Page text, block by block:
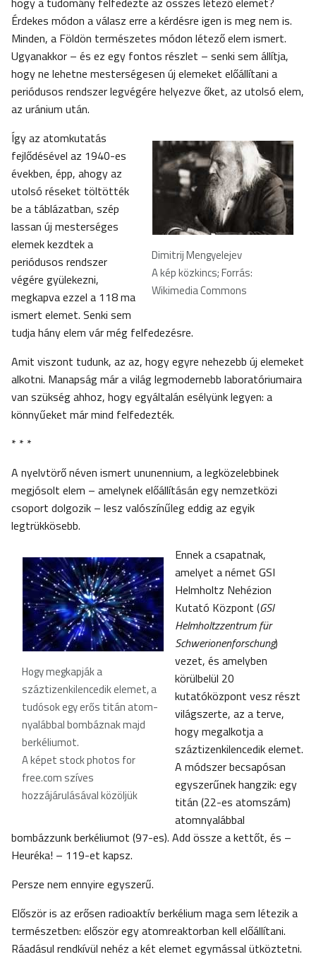
Érdekes módon a válasz erre a kérdésre igen is meg nem is.
Minden, a Földön természetes módon létező elem ismert.
Ugyanakkor – és ez egy fontos részlet – senki sem állítja,
hogy ne lehetne mesterségesen új elemeket előállítani a
periódusos rendszer legvégére helyezve őket, az utolsó elem,
az uránium után.
Dimitrij Mengyelejev
A kép közkincs; Forrás:
Wikimedia Commons
Így az atomkutatás
fejlődésével az 1940-es
években, épp, ahogy az
utolsó réseket töltötték
be a táblázatban, szép
lassan új mesterséges
elemek kezdtek a
periódusos rendszer
végére gyülekezni,
megkapva ezzel a 118 ma
ismert elemet. Senki sem
tudja hány elem vár még felfedezésre.
Amit viszont tudunk, az az, hogy egyre nehezebb új elemeket
alkotni. Manapság már a világ legmodernebb laboratóriumaira
van szükség ahhoz, hogy egyáltalán esélyünk legyen: a
könnyűeket már mind felfedezték.
* * *
A nyelvtörő néven ismert ununennium, a legközelebbinek
megjósolt elem – amelynek előállításán egy nemzetközi
csoport dolgozik – lesz valószínűleg eddig az egyik
legtrükkösebb.
Hogy megkapják a
száztizenkilencedik elemet, a
tudósok egy erős titán atom-
nyalábbal bombáznak majd
berkéliumot.
A képet stock photos for
free.com szíves
hozzájárulásával közöljük
Ennek a csapatnak,
amelyet a német GSI
Helmholtz Nehézion
Kutató Központ (GSI
Helmholtzzentrum für
Schwerionenforschung)
vezet, és amelyben
körülbelül 20
kutatóközpont vesz részt
világszerte, az a terve,
hogy megalkotja a
száztizenkilencedik elemet.
A módszer becsapósan
egyszerűnek hangzik: egy
titán (22-es atomszám)
atomnyalábbal
bombázzunk berkéliumot (97-es). Add össze a kettőt, és –
Heuréka! – 119-et kapsz.
Persze nem ennyire egyszerű.
Először is az erősen radioaktív berkélium maga sem létezik a
természetben: először egy atomreaktorban kell előállítani.
Ráadásul rendkívül nehéz a két elemet egymással ütköztetni.